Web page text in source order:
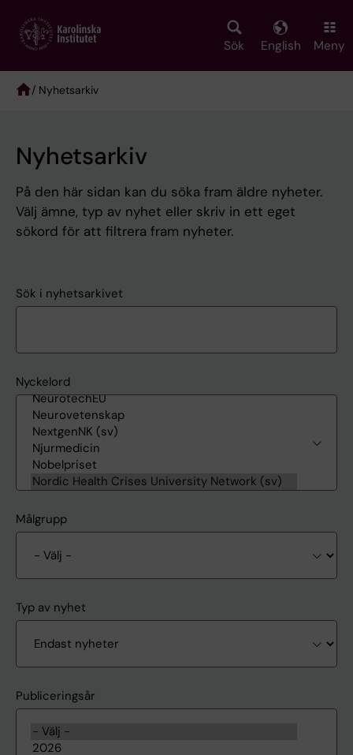
main
Sök English Meny
/ Nyhetsarkiv
Nyhetsarkiv
På den här sidan kan du söka fram äldre nyheter.
Välj ämne, typ av nyhet eller skriv in ett eget
sökord för att filtrera fram nyheter.
Sök i nyhetsarkivet
Nyckelord
Målgrupp
Typ av nyhet
Publiceringsår